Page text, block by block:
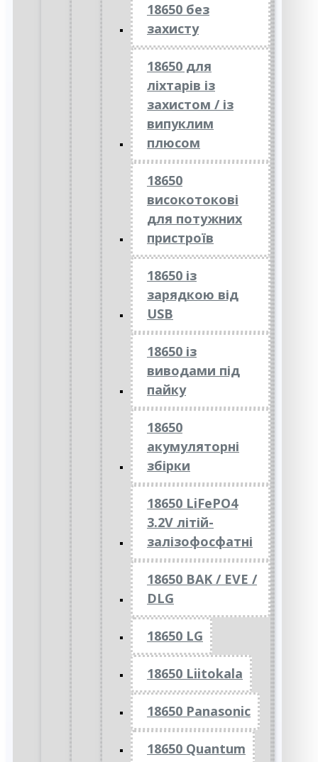
18650 без
захисту
18650 для
ліхтарів із
захистом / із
випуклим
плюсом
18650
високотокові
для потужних
пристроїв
18650 із
зарядкою від
USB
18650 із
виводами під
пайку
18650
акумуляторні
збірки
18650 LiFePO4
3.2V літій-
залізофосфатні
18650 BAK / EVE /
DLG
18650 LG
18650 Liitokala
18650 Panasonic
18650 Quantum